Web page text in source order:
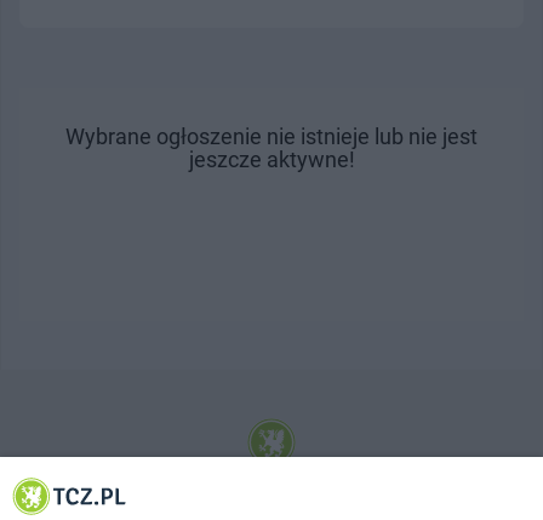
Wybrane ogłoszenie nie istnieje lub nie jest
jeszcze aktywne!
© 2001-2026 Tczew - TCZ.PL Sp. z o.o. Internetowy Serwis Informacyjny Miasta